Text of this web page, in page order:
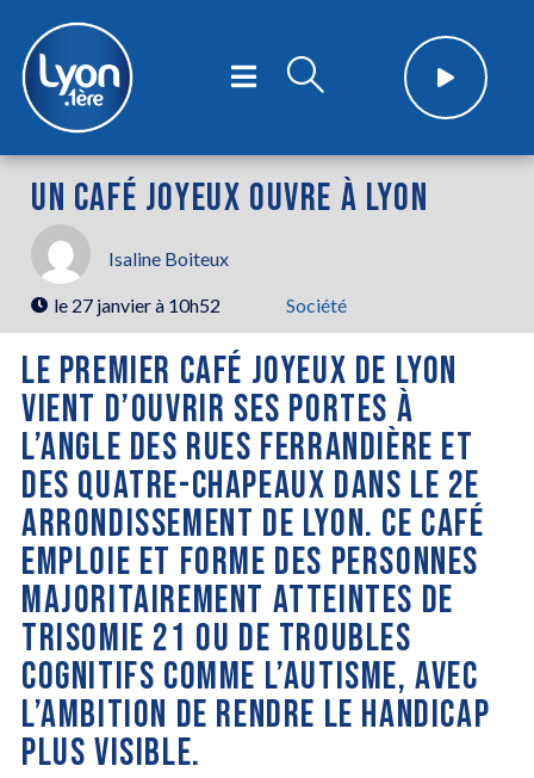
UN CAFÉ JOYEUX OUVRE À LYON
Isaline Boiteux
le 27 janvier à 10h52 Société
LE PREMIER CAFÉ JOYEUX DE LYON
VIENT D’OUVRIR SES PORTES À
L’ANGLE DES RUES FERRANDIÈRE ET
DES QUATRE-CHAPEAUX DANS LE 2E
ARRONDISSEMENT DE LYON. CE CAFÉ
EMPLOIE ET FORME DES PERSONNES
MAJORITAIREMENT ATTEINTES DE
TRISOMIE 21 OU DE TROUBLES
COGNITIFS COMME L’AUTISME, AVEC
L’AMBITION DE RENDRE LE HANDICAP
PLUS VISIBLE.